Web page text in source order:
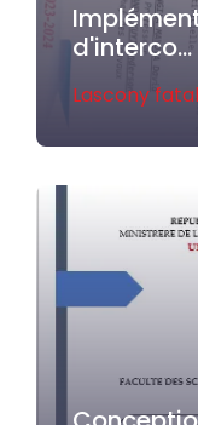
d'interco...
Lascony